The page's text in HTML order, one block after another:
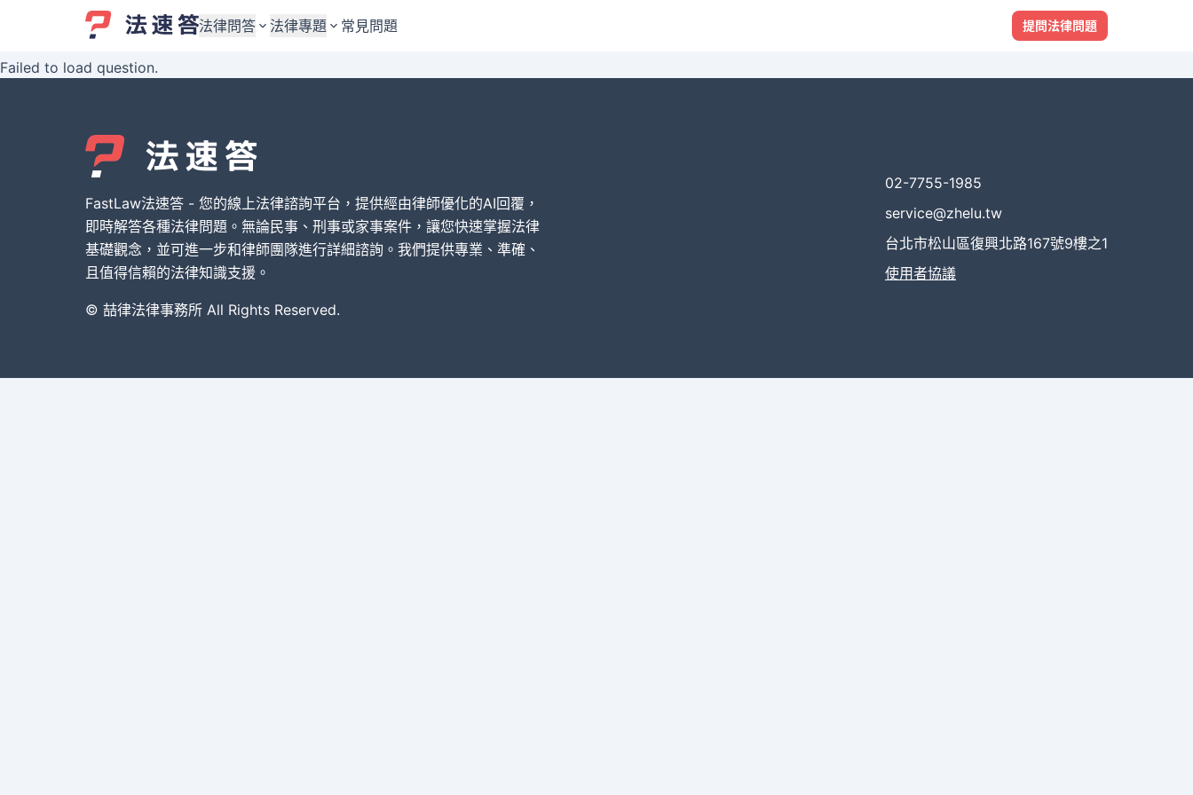
法律問答
婚姻與監護權
債務與債權
刑事犯罪案件
其他案件類型
法律專題
婚姻與監護權
債務與債權
刑事犯罪案件
其他案件類型
常見問題 提問法律問題
Failed to load question.
FastLaw法速答 - 您的線上法律諮詢平台，提供經由律師優化的AI回覆，
即時解答各種法律問題。無論民事、刑事或家事案件，讓您快速掌握法律
基礎觀念，並可進一步和律師團隊進行詳細諮詢。我們提供專業、準確、
且值得信賴的法律知識支援。
© 喆律法律事務所 All Rights Reserved.
02-7755-1985
service@zhelu.tw
台北市松山區復興北路167號9樓之1
使用者協議